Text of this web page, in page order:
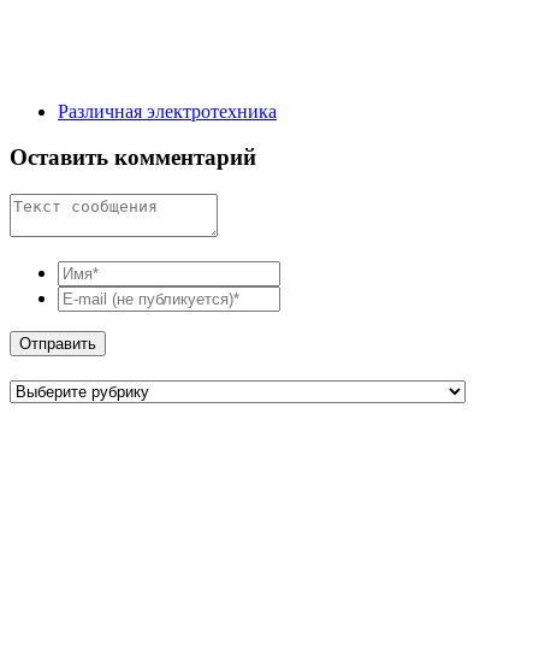
Различная электротехника
Оставить комментарий